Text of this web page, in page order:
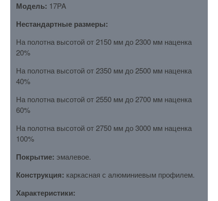
Модель: 17PA
Нестандартные размеры:
На полотна высотой от 2150 мм до 2300 мм наценка
20%
На полотна высотой от 2350 мм до 2500 мм наценка
40%
На полотна высотой от 2550 мм до 2700 мм наценка
60%
На полотна высотой от 2750 мм до 3000 мм наценка
100%
Покрытие: эмалевое.
Конструкция: каркасная с алюминиевым профилем.
Характеристики: